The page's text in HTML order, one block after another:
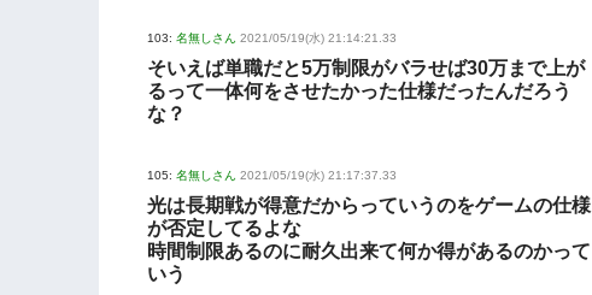
103: 名無しさん 2021/05/19(水) 21:14:21.33
そいえば単職だと5万制限がバラせば30万まで上が
るって一体何をさせたかった仕様だったんだろう
な？
105: 名無しさん 2021/05/19(水) 21:17:37.33
光は長期戦が得意だからっていうのをゲームの仕様
が否定してるよな
時間制限あるのに耐久出来て何か得があるのかって
いう